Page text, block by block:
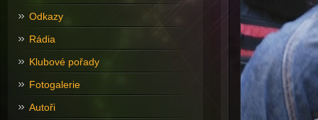
Odkazy
Rádia
Klubové pořady
Fotogalerie
Autoři